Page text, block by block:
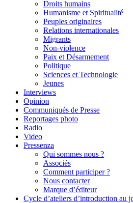
Droits humains
Humanisme et Spiritualité
Peuples originaires
Relations internationales
Migrants
Non-violence
Paix et Désarmement
Politique
Sciences et Technologie
Jeunes
Interviews
Opinion
Communiqués de Presse
Reportages photo
Radio
Video
Pressenza
Qui sommes nous ?
Associés
Comment participer ?
Nous contacter
Marque d’éditeur
Cycle d’ateliers d’introduction au